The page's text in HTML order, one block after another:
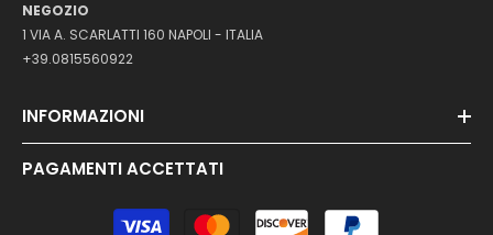
NEGOZIO
1 VIA A. SCARLATTI 160 NAPOLI - ITALIA
+39.0815560922
INFORMAZIONI
PAGAMENTI ACCETTATI